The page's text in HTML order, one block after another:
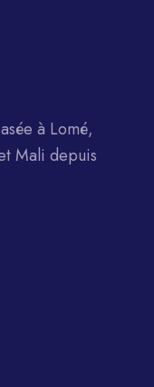
à Lomé,
Mali depuis